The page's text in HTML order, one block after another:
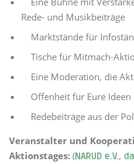
Rede- und Musikbeiträge
Marktstände für
Tische für Mitmach-
Eine Moderation, die
Offenheit für Eure Ideen
Redebeiträge aus der
Veranstalter und
Aktionstages: (NARUD e.V.,